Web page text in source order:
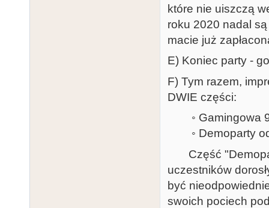
które nie uiszczą
roku 2020 nadal
macie już
E) Koniec party -
F) Tym razem,
DWIE części:
◦ Gamingowa
◦ Demoparty
Część
uczestników
być
swoich pociech